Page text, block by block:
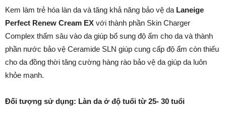
Kem làm trẻ hóa làn da và tăng khả năng bảo vệ da Laneige
Perfect Renew Cream EX với thành phần Skin Charger
Complex thấm sâu vào da giúp bổ sung độ ẩm cho da và thành
phần nước bảo vệ Ceramide SLN giúp cung cấp độ ẩm còn thiếu
cho da đồng thời tăng cường hàng rào bảo vệ da giúp da luôn
khỏe mạnh.
Đối tượng sử dụng: Làn da ở độ tuổi từ 25- 30 tuổi